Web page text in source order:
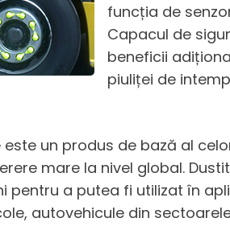
funcția de
Capacul de
beneficii
piuliței de
un produs de bază al
mare la nivel global.
a putea fi utilizat în
autovehicule din